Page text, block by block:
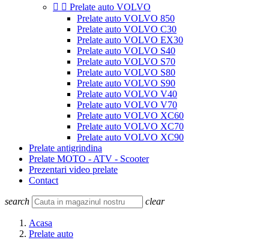
  Prelate auto VOLVO
Prelate auto VOLVO 850
Prelate auto VOLVO C30
Prelate auto VOLVO EX30
Prelate auto VOLVO S40
Prelate auto VOLVO S70
Prelate auto VOLVO S80
Prelate auto VOLVO S90
Prelate auto VOLVO V40
Prelate auto VOLVO V70
Prelate auto VOLVO XC60
Prelate auto VOLVO XC70
Prelate auto VOLVO XC90
Prelate antigrindina
Prelate MOTO - ATV - Scooter
Prezentari video prelate
Contact
search clear
Acasa
Prelate auto